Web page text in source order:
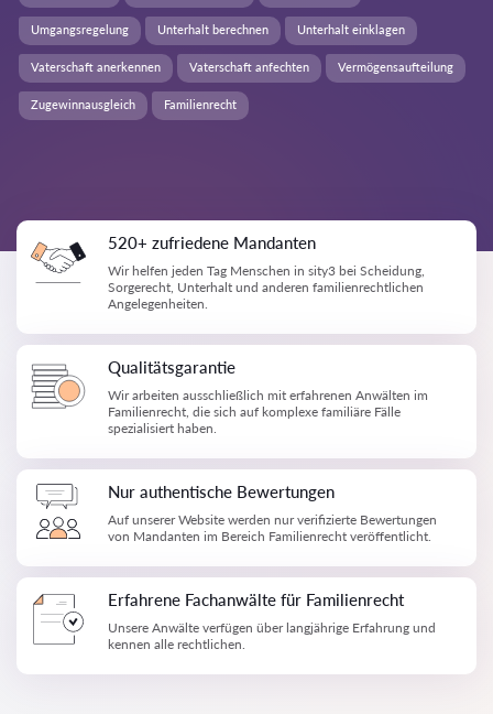
Familienrecht
Umgangsregelung Unterhalt berechnen Unterhalt einklagen
Vaterschaft anerkennen Vaterschaft anfechten Vermögensaufteilung
Zugewinnausgleich
520+ zufriedene Mandanten
Wir helfen jeden Tag Menschen in sity3 bei Scheidung,
Sorgerecht, Unterhalt und anderen familienrechtlichen
Angelegenheiten.
Qualitätsgarantie
Wir arbeiten ausschließlich mit erfahrenen Anwälten im
Familienrecht, die sich auf komplexe familiäre Fälle
spezialisiert haben.
Nur authentische Bewertungen
Auf unserer Website werden nur verifizierte Bewertungen
von Mandanten im Bereich Familienrecht veröffentlicht.
Erfahrene Fachanwälte für Familienrecht
Unsere Anwälte verfügen über langjährige Erfahrung und
kennen alle rechtlichen.